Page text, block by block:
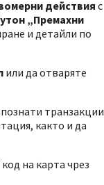
действия с
„Премахни
и детайли по
или да отваряте
транзакции
както и да
на карта чрез